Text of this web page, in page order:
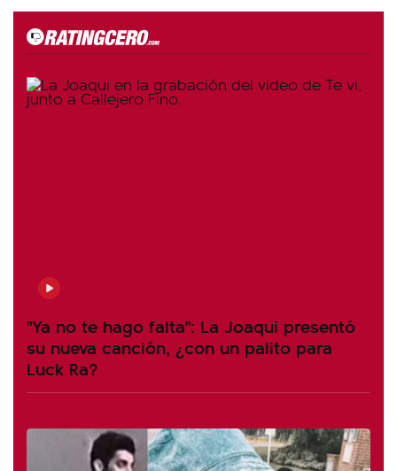
"Ya no te hago falta": La Joaqui presentó
su nueva canción, ¿con un palito para
Luck Ra?